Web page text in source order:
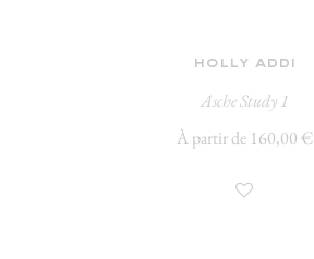
holly addi
Asche Study 1
À partir de 160,00 €